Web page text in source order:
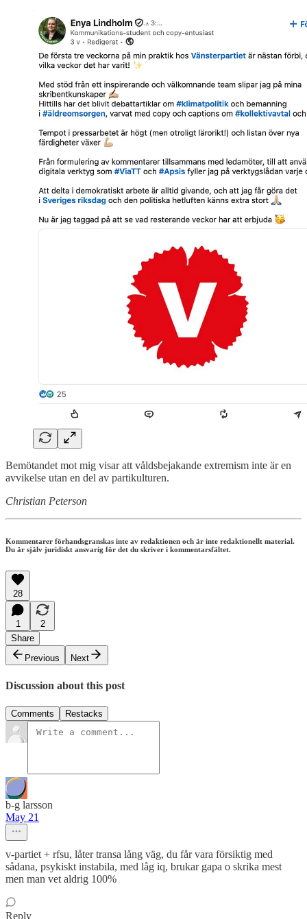
Bemötandet mot mig visar att våldsbejakande extremism inte är en
avvikelse utan en del av partikulturen.
Christian Peterson
Kommentarer förhandsgranskas inte av redaktionen och är inte redaktionellt material.
Du är själv juridiskt ansvarig för det du skriver i kommentarsfältet.
28
1
2
Share
Previous
Next
Discussion about this post
Comments Restacks
b-g larsson
May 21
v-partiet + rfsu, låter transa lång väg, du får vara försiktig med
sådana, psykiskt instabila, med låg iq, brukar gapa o skrika mest
men man vet aldrig 100%
Reply